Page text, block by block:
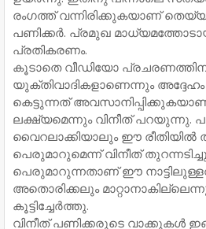
രംഗത്ത് വന്നിരിക്കുകയാണ് തെയ്യം
പണിക്കര്‍. പ്രമുഖ
പ്രതികരണം.
കൂടാതെ വീഡിയോ പ്രചരണത്തിന്
യുക്തിവാദികളാണെന്നും
കെട്ടുന്നത്
ലക്ഷ്യമെന്നും വിനീത് പറയുന്നു.
വൈറലാക്കിയാലും ഈ രീതിയില്‍
പെരുമാറുമെന്ന് വിനീത്
പെരുമാറുന്നതാണ് ഈ
അതൊരിക്കലും
കൂട്ടിച്ചേര്‍ത്തു.
വിനീത് പണിക്കരുടെ വാക്കുകള്‍